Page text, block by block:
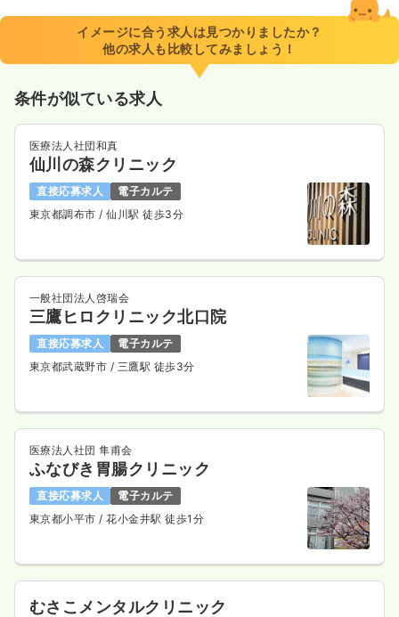
時間 8:30～17:00
4週8休以上
担当業務未経験可
2交代（常勤）
給与 33.7万円〜/月 賞与3.7ヶ月
※経験4年の例
時間 8:30～17:00（休憩60分）
月給36万円以上可
気になる
一般病院
日勤のみ（常勤）
給与 お問い合わせください
時間 8:30～17:00
年間休日122日
4週8休以上
詳細を見る
2交代（常勤）
イメージに合う求人は見つかりましたか？
他の求人も比較してみましょう！
条件が似ている求人
医療法人社団和真
仙川の森クリニック
直接応募求人
電子カルテ
東京都調布市/ 仙川駅 徒歩3分
一般社団法人啓瑞会
三鷹ヒロクリニック北口院
直接応募求人
電子カルテ
東京都武蔵野市 / 三鷹駅 徒歩3分
医療法人社団 隼甫会
ふなびき胃腸クリニック
直接応募求人
電子カルテ
東京都小平市/ 花小金井駅 徒歩1分
むさこメンタルクリニック